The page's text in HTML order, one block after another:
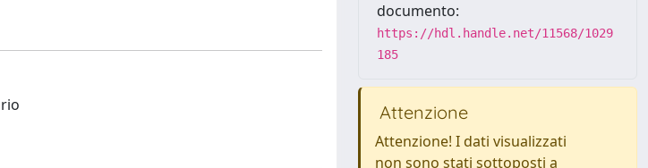
documento:
https://hdl.handle.net/11568/1029
185
Attenzione
Attenzione! I dati visualizzati
non sono stati sottoposti a